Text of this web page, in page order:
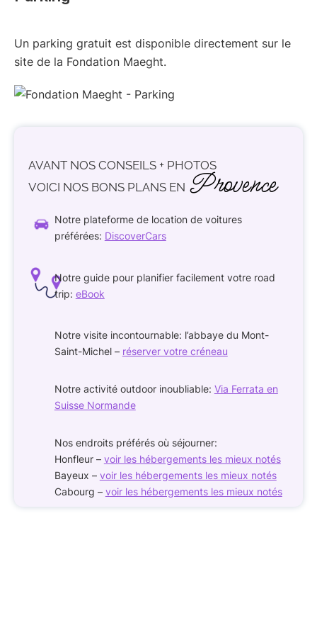
Un parking gratuit est disponible directement sur le
site de la Fondation Maeght.
AVANT NOS CONSEILS + PHOTOS
VOICI NOS BONS PLANS EN Provence
Notre plateforme de location de voitures
préférées: DiscoverCars
Notre guide pour planifier facilement votre road
trip: eBook
Notre visite incontournable: l’abbaye du Mont-
Saint-Michel – réserver votre créneau
Notre activité outdoor inoubliable: Via Ferrata en
Suisse Normande
Nos endroits préférés où séjourner:
Honfleur – voir les hébergements les mieux notés
Bayeux – voir les hébergements les mieux notés
Cabourg – voir les hébergements les mieux notés